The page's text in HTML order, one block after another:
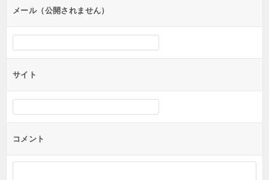
ンメール（公開されません）
サイト
コメント